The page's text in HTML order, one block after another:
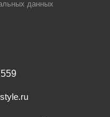
данных